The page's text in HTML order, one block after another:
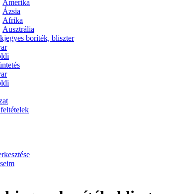
Amerika
Ázsia
Afrika
Ausztrália
boríték, bliszter